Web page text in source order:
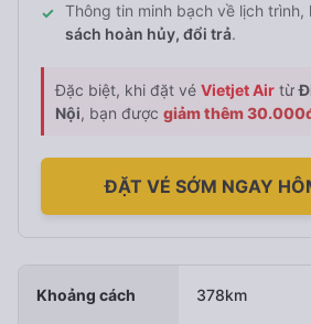
✓ Thông tin minh bạch về lịch trình,
sách hoàn hủy, đổi trả.
Đặc biệt, khi đặt vé Vietjet Air từ
Nội, bạn được giảm thêm
ĐẶT VÉ SỚM NGAY
Khoảng cách 378km